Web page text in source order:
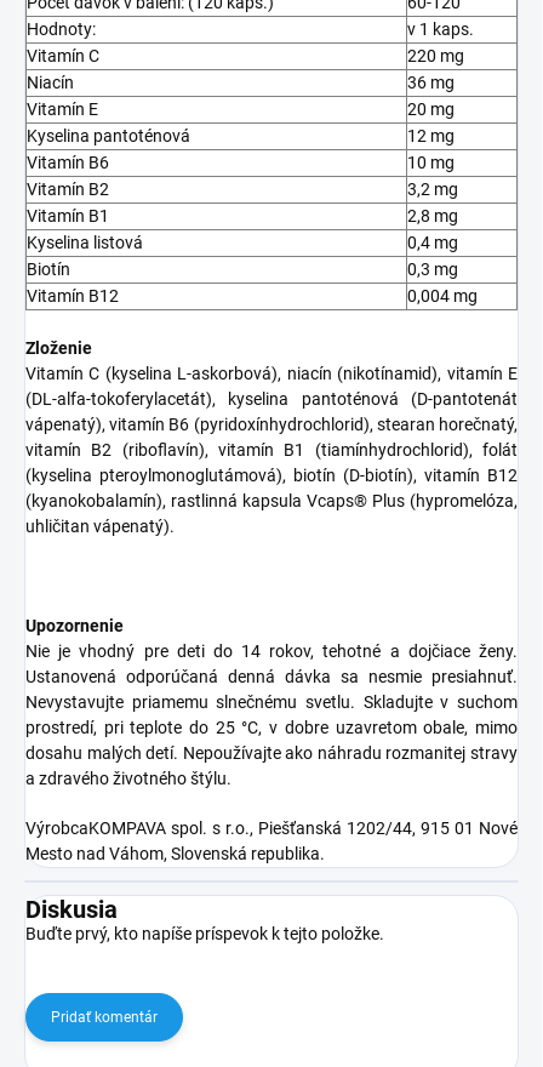
Hodnoty:
v 1 kaps.
Vitamín C
220 mg
Niacín
36 mg
Vitamín E
20 mg
Kyselina pantoténová
12 mg
Vitamín B6
10 mg
Vitamín B2
3,2 mg
Vitamín B1
2,8 mg
Kyselina listová
0,4 mg
Biotín
0,3 mg
Vitamín B12
0,004 mg
Zloženie
Vitamín C (kyselina L-askorbová), niacín (nikotínamid), vitamín E
(DL-alfa-tokoferylacetát), kyselina pantoténová (D-pantotenát
vápenatý), vitamín B6 (pyridoxínhydrochlorid), stearan horečnatý,
vitamín B2 (riboflavín), vitamín B1 (tiamínhydrochlorid), folát
(kyselina pteroylmonoglutámová), biotín (D-biotín), vitamín B12
(kyanokobalamín), rastlinná kapsula Vcaps® Plus (hypromelóza,
uhličitan vápenatý).
Upozornenie
Nie je vhodný pre deti do 14 rokov, tehotné a dojčiace ženy.
Ustanovená odporúčaná denná dávka sa nesmie presiahnuť.
Nevystavujte priamemu slnečnému svetlu. Skladujte v suchom
prostredí, pri teplote do 25 °C, v dobre uzavretom obale, mimo
dosahu malých detí. Nepoužívajte ako náhradu rozmanitej stravy
a zdravého životného štýlu.
VýrobcaKOMPAVA spol. s r.o., Piešťanská 1202/44, 915 01 Nové
Mesto nad Váhom, Slovenská republika.
Diskusia
Buďte prvý, kto napíše príspevok k tejto položke.
Pridať komentár